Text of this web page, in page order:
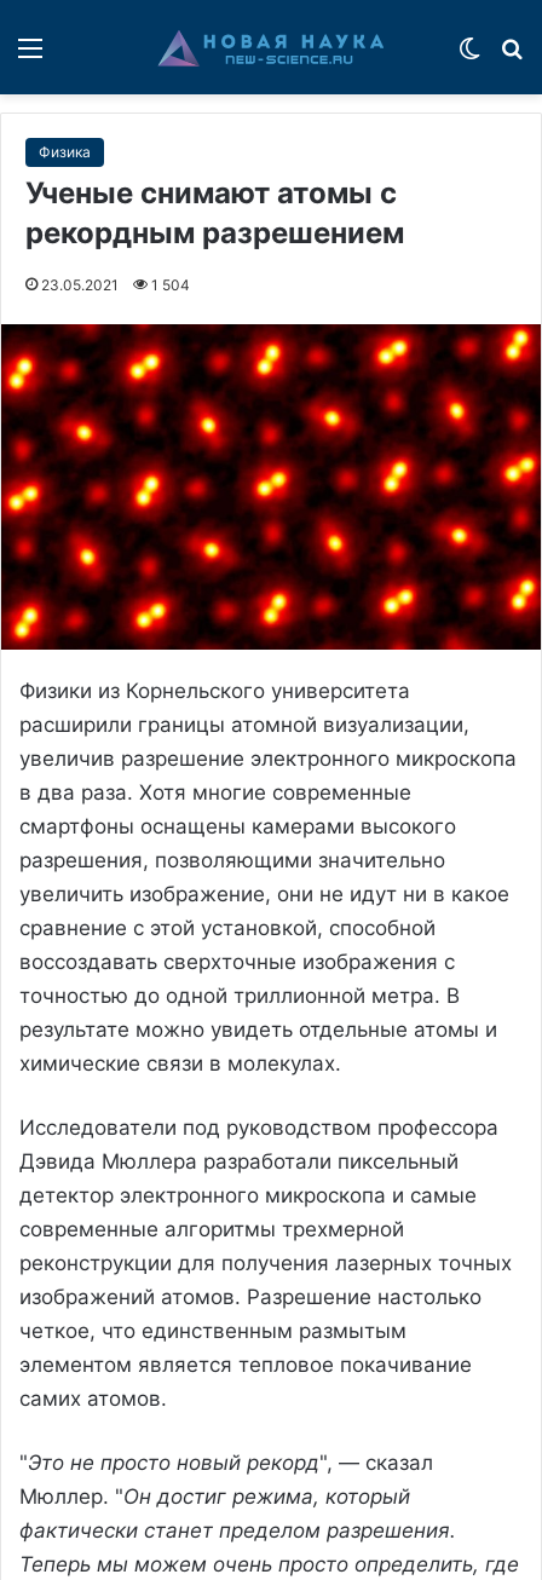
Физика
Ученые снимают атомы с
рекордным разрешением
23.05.2021 1 504
Физики из Корнельского университета
расширили границы атомной визуализации,
увеличив разрешение электронного микроскопа
в два раза. Хотя многие современные
смартфоны оснащены камерами высокого
разрешения, позволяющими значительно
увеличить изображение, они не идут ни в какое
сравнение с этой установкой, способной
воссоздавать сверхточные изображения с
точностью до одной триллионной метра. В
результате можно увидеть отдельные атомы и
химические связи в молекулах.
Исследователи под руководством профессора
Дэвида Мюллера разработали пиксельный
детектор электронного микроскопа и самые
современные алгоритмы трехмерной
реконструкции для получения лазерных точных
изображений атомов. Разрешение настолько
четкое, что единственным размытым
элементом является тепловое покачивание
самих атомов.
"Это не просто новый рекорд", — сказал
Мюллер. "Он достиг режима, который
фактически станет пределом разрешения.
Теперь мы можем очень просто определить, где